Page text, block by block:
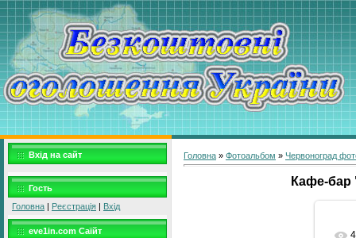
Вхід на сайт
Гость
Головна | Реєстрація | Вхід
eve1in.com Саїйт
Головна » Фотоальбом » Червоноград
Кафе-бар